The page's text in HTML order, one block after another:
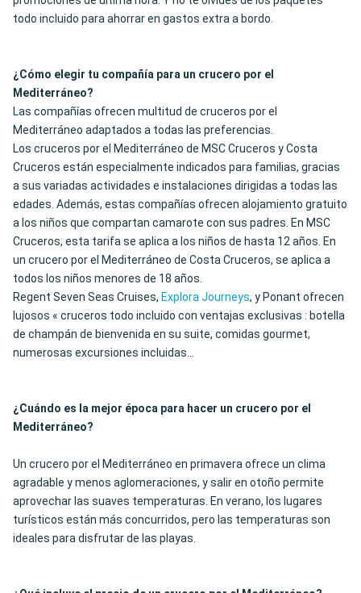
todo incluido para ahorrar en gastos extra a bordo.
¿Cómo elegir tu compañía para un crucero por el
Mediterráneo?
Las compañías ofrecen multitud de cruceros por el
Mediterráneo adaptados a todas las preferencias.
Los cruceros por el Mediterráneo de MSC Cruceros y Costa
Cruceros están especialmente indicados para familias, gracias
a sus variadas actividades e instalaciones dirigidas a todas las
edades. Además, estas compañías ofrecen alojamiento gratuito
a los niños que compartan camarote con sus padres. En MSC
Cruceros, esta tarifa se aplica a los niños de hasta 12 años. En
un crucero por el Mediterráneo de Costa Cruceros, se aplica a
todos los niños menores de 18 años.
Regent Seven Seas Cruises, Explora Journeys, y Ponant ofrecen
lujosos « cruceros todo incluido con ventajas exclusivas : botella
de champán de bienvenida en su suite, comidas gourmet,
numerosas excursiones incluidas...
¿Cuándo es la mejor época para hacer un crucero por el
Mediterráneo?
Un crucero por el Mediterráneo en primavera ofrece un clima
agradable y menos aglomeraciones, y salir en otoño permite
aprovechar las suaves temperaturas. En verano, los lugares
turísticos están más concurridos, pero las temperaturas son
ideales para disfrutar de las playas.